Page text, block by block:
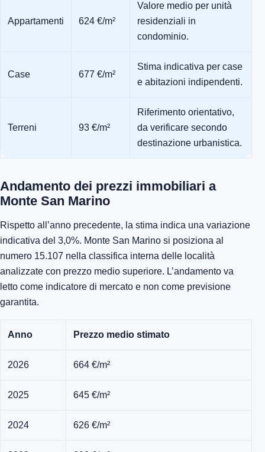
Appartamenti 624 €/m²
Valore medio per unità
residenziali in
condominio.
Case 677 €/m²
Stima indicativa per case
e abitazioni indipendenti.
Terreni 93 €/m²
Riferimento orientativo,
da verificare secondo
destinazione urbanistica.
Andamento dei prezzi immobiliari a
Monte San Marino
Rispetto all’anno precedente, la stima indica una variazione
indicativa del 3,0%. Monte San Marino si posiziona al
numero 15.107 nella classifica interna delle località
analizzate con prezzo medio superiore. L’andamento va
letto come indicatore di mercato e non come previsione
garantita.
Anno Prezzo medio stimato
2026 664 €/m²
2025 645 €/m²
2024 626 €/m²